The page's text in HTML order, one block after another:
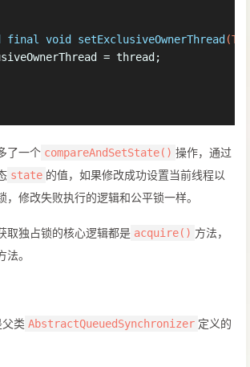
final void setExclusiveOwnerThread
= thread;
了一个 compareAndSetState() 操作，通过
state 的值，如果修改成功设置当前线程以
，修改失败执行的逻辑和公平锁一样。
取独占锁的核心逻辑都是 acquire() 方法，
。
类 AbstractQueuedSynchronizer 定义的